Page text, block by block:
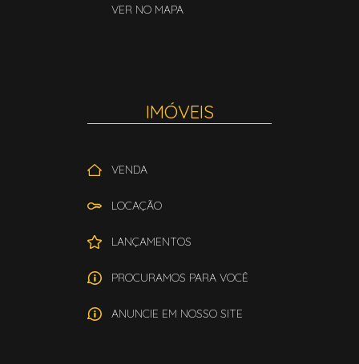
VER NO MAPA
IMÓVEIS
VENDA
LOCAÇÃO
LANÇAMENTOS
PROCURAMOS PARA VOCÊ
ANUNCIE EM NOSSO SITE